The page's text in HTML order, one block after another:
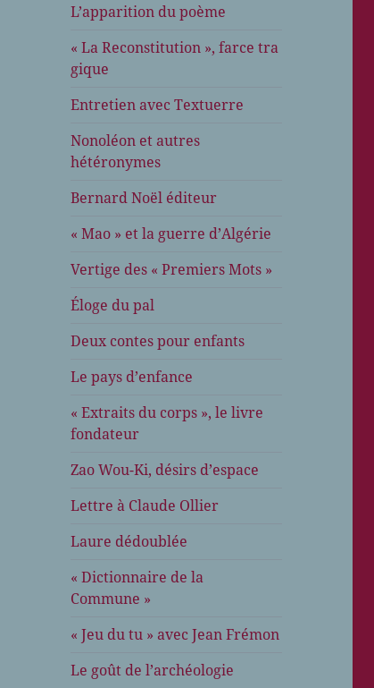
L’apparition du poème
« La Reconstitution », farce tra
gique
Entretien avec Textuerre
Nonoléon et autres
hétéronymes
Bernard Noël éditeur
« Mao » et la guerre d’Algérie
Vertige des « Premiers Mots »
Éloge du pal
Deux contes pour enfants
Le pays d’enfance
« Extraits du corps », le livre
fondateur
Zao Wou-Ki, désirs d’espace
Lettre à Claude Ollier
Laure dédoublée
« Dictionnaire de la
Commune »
« Jeu du tu » avec Jean Frémon
Le goût de l’archéologie